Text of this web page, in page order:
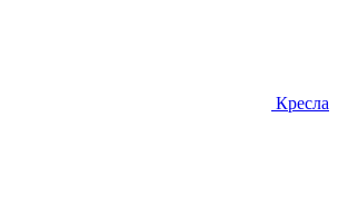
Кресла